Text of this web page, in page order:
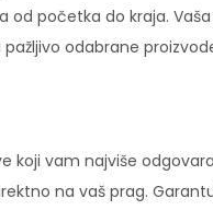
od početka do kraja.
odabrane
koji vam najviše
na vaš prag.